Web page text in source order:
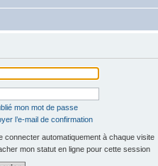
mon mot de passe
l’e-mail de confirmation
connecter automatiquement à chaque visite
mon statut en ligne pour cette session